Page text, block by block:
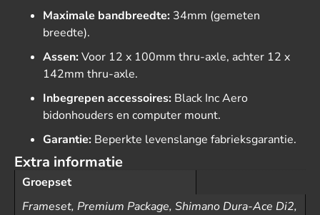
Maximale bandbreedte: 34mm (gemeten
breedte).
Assen: Voor 12 x 100mm thru-axle, achter 12 x
142mm thru-axle.
Inbegrepen accessoires: Black Inc Aero
bidonhouders en computer mount.
Garantie: Beperkte levenslange fabrieksgarantie.
Extra informatie
Groepset
Frameset, Premium Package, Shimano Dura-Ace Di2,